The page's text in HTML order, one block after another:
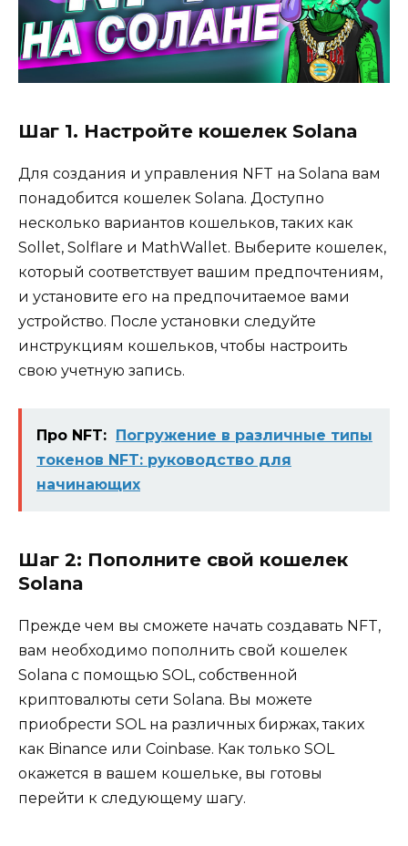
Шаг 1. Настройте кошелек Solana
Для создания и управления NFT на Solana вам
понадобится кошелек Solana. Доступно
несколько вариантов кошельков, таких как
Sollet, Solflare и MathWallet. Выберите кошелек,
который соответствует вашим предпочтениям,
и установите его на предпочитаемое вами
устройство. После установки следуйте
инструкциям кошельков, чтобы настроить
свою учетную запись.
Про NFT: Погружение в различные типы
токенов NFT: руководство для
начинающих
Шаг 2: Пополните свой кошелек
Solana
Прежде чем вы сможете начать создавать NFT,
вам необходимо пополнить свой кошелек
Solana с помощью SOL, собственной
криптовалюты сети Solana. Вы можете
приобрести SOL на различных биржах, таких
как Binance или Coinbase. Как только SOL
окажется в вашем кошельке, вы готовы
перейти к следующему шагу.